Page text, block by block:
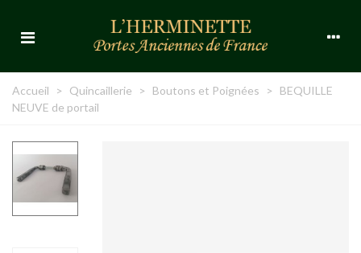
Accueil > Quincaillerie > Boutons et Poignées > BEQUILLE
NEUVE de portail